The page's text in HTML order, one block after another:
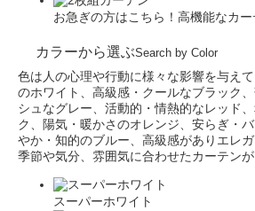
お急ぎの方はこちら！高機能なカー
カラーから選ぶSearch by Color
色は人の心理や行動に様々な影響を与え
のホワイト、高級感・クールなブラック
シュなグレー、活動的・情熱的なレッド
ク、陽気・暖かさのオレンジ、安らぎ・
やか・知的のブルー、高級感がありエレガ
季節や気分、雰囲気に合わせたカーテンが
スーパーホワイト